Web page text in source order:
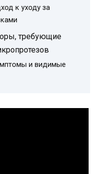
к уходу за
требующие
и видимые